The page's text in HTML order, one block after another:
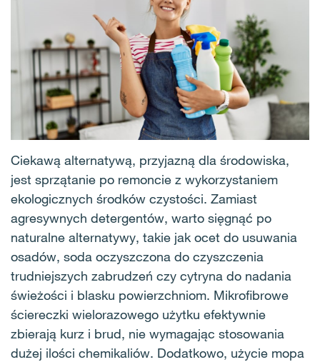
Ciekawą alternatywą, przyjazną dla środowiska,
jest sprzątanie po remoncie z wykorzystaniem
ekologicznych środków czystości. Zamiast
agresywnych detergentów, warto sięgnąć po
naturalne alternatywy, takie jak ocet do usuwania
osadów, soda oczyszczona do czyszczenia
trudniejszych zabrudzeń czy cytryna do nadania
świeżości i blasku powierzchniom. Mikrofibrowe
ściereczki wielorazowego użytku efektywnie
zbierają kurz i brud, nie wymagając stosowania
dużej ilości chemikaliów. Dodatkowo, użycie mopa